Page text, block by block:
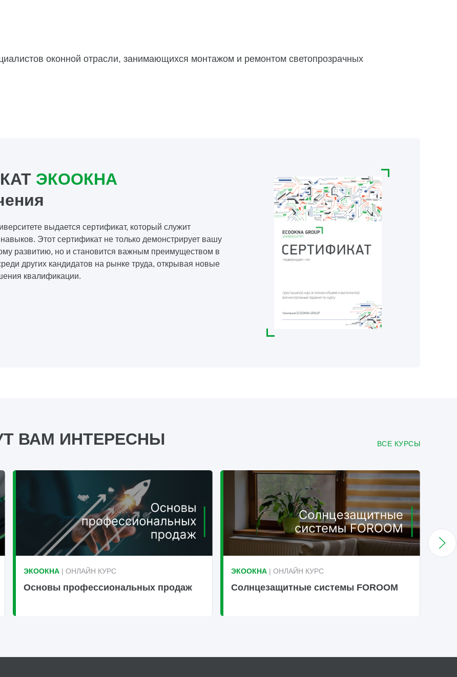
оконной отрасли, занимающихся монтажом и ремонтом светопрозрачных
ЭКООКНА
выдается сертификат, который служит
Этот сертификат не только демонстрирует вашу
развитию, но и становится важным преимуществом в
других кандидатов на рынке труда, открывая новые
квалификации.
ВАМ ИНТЕРЕСНЫ ВСЕ КУРСЫ
ЭКООКНА | ОНЛАЙН КУРС
Основы профессиональных продаж
ЭКООКНА | ОНЛАЙН КУРС
Солнцезащитные системы FOROOM